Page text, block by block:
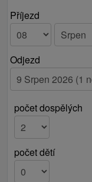
Příjezd
Odjezd
počet dospělých
počet dětí